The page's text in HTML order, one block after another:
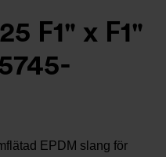
F1" x F1"
EPDM slang för